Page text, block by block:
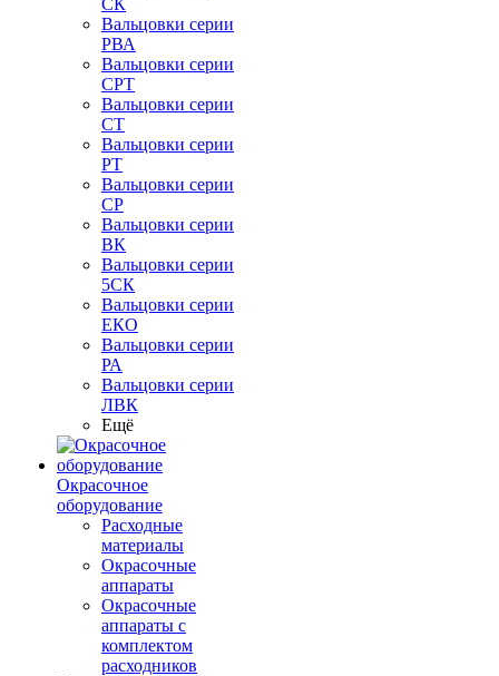
СК
Вальцовки серии
РВА
Вальцовки серии
СРТ
Вальцовки серии
СТ
Вальцовки серии
РТ
Вальцовки серии
СР
Вальцовки серии
ВК
Вальцовки серии
5СК
Вальцовки серии
ЕКО
Вальцовки серии
РА
Вальцовки серии
ЛВК
Ещё
Окрасочное
оборудование
Расходные
материалы
Окрасочные
аппараты
Окрасочные
аппараты с
комплектом
расходников